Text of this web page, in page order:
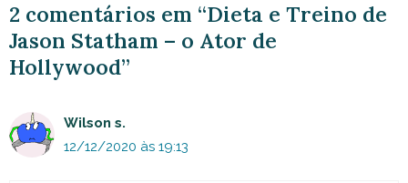
2 comentários em “Dieta e Treino de
Jason Statham – o Ator de
Hollywood”
Wilson s.
12/12/2020 às 19:13